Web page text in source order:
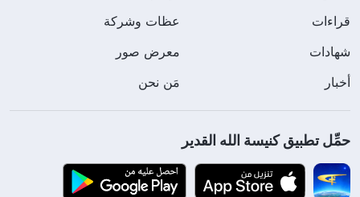
قراءات
عظات وشركة
شهادات
معرض صور
أخبار
مَن نحن
حمِّل تطبيق كنيسة الله القدير